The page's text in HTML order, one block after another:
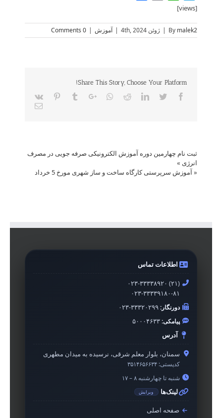
[views]
By malek2
| ژوئن 4th, 2024 | آموزش |
0 Comments
Share This Story, Choose Your Platform!
Facebook
Twitter
LinkedIn
Reddit
Whatsapp
Google+
Tumblr
Pinterest
Vk
Email
ثبت نام چهارمین دوره آموزش الکترونیکی صرفه جویی در مصرف
انرژی »
«آموزش سرپرستی کارگاه ساخت و ساز شهری مورخ 5 خرداد
اطلاعات تماس
۰۲۳-۳۳۳۳۸۹۲۰ (۲۱)
۰۲۳-۳۳۳۳۹۱۸۰-۸۱
دورنگار:۰۲۳-۳۳۳۲۰۲۹۹
پیامکی:۵۰۰۰۴۶۳۳
آدرس
سمنان، بلوار معلم شرقی، نرسیده به میدان مطهری
کدپستی: ۳۵۱۴۶۵۶۶۳۴
شنبه تا چهارشنبه ۸ – ۱۷
لینک‌ها ویرایش
صفحه اصلی